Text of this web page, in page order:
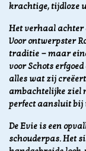
krachtige, tijdloze
Het verhaal achter
Voor ontwerpster
traditie — maar
voor Schots
alles wat zij
ambachtelijke ziel
perfect aansluit bij
De Evie is een
schouderpas. Het